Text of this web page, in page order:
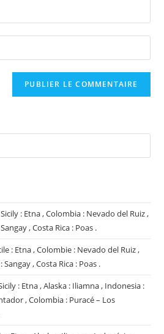
: Etna , Colombia : Nevado del Ruiz ,
, Costa Rica : Poas .
: Etna , Colombie : Nevado del Ruiz ,
, Costa Rica : Poas .
: Etna , Alaska : Iliamna , Indonesia :
, Colombia : Puracé – Los